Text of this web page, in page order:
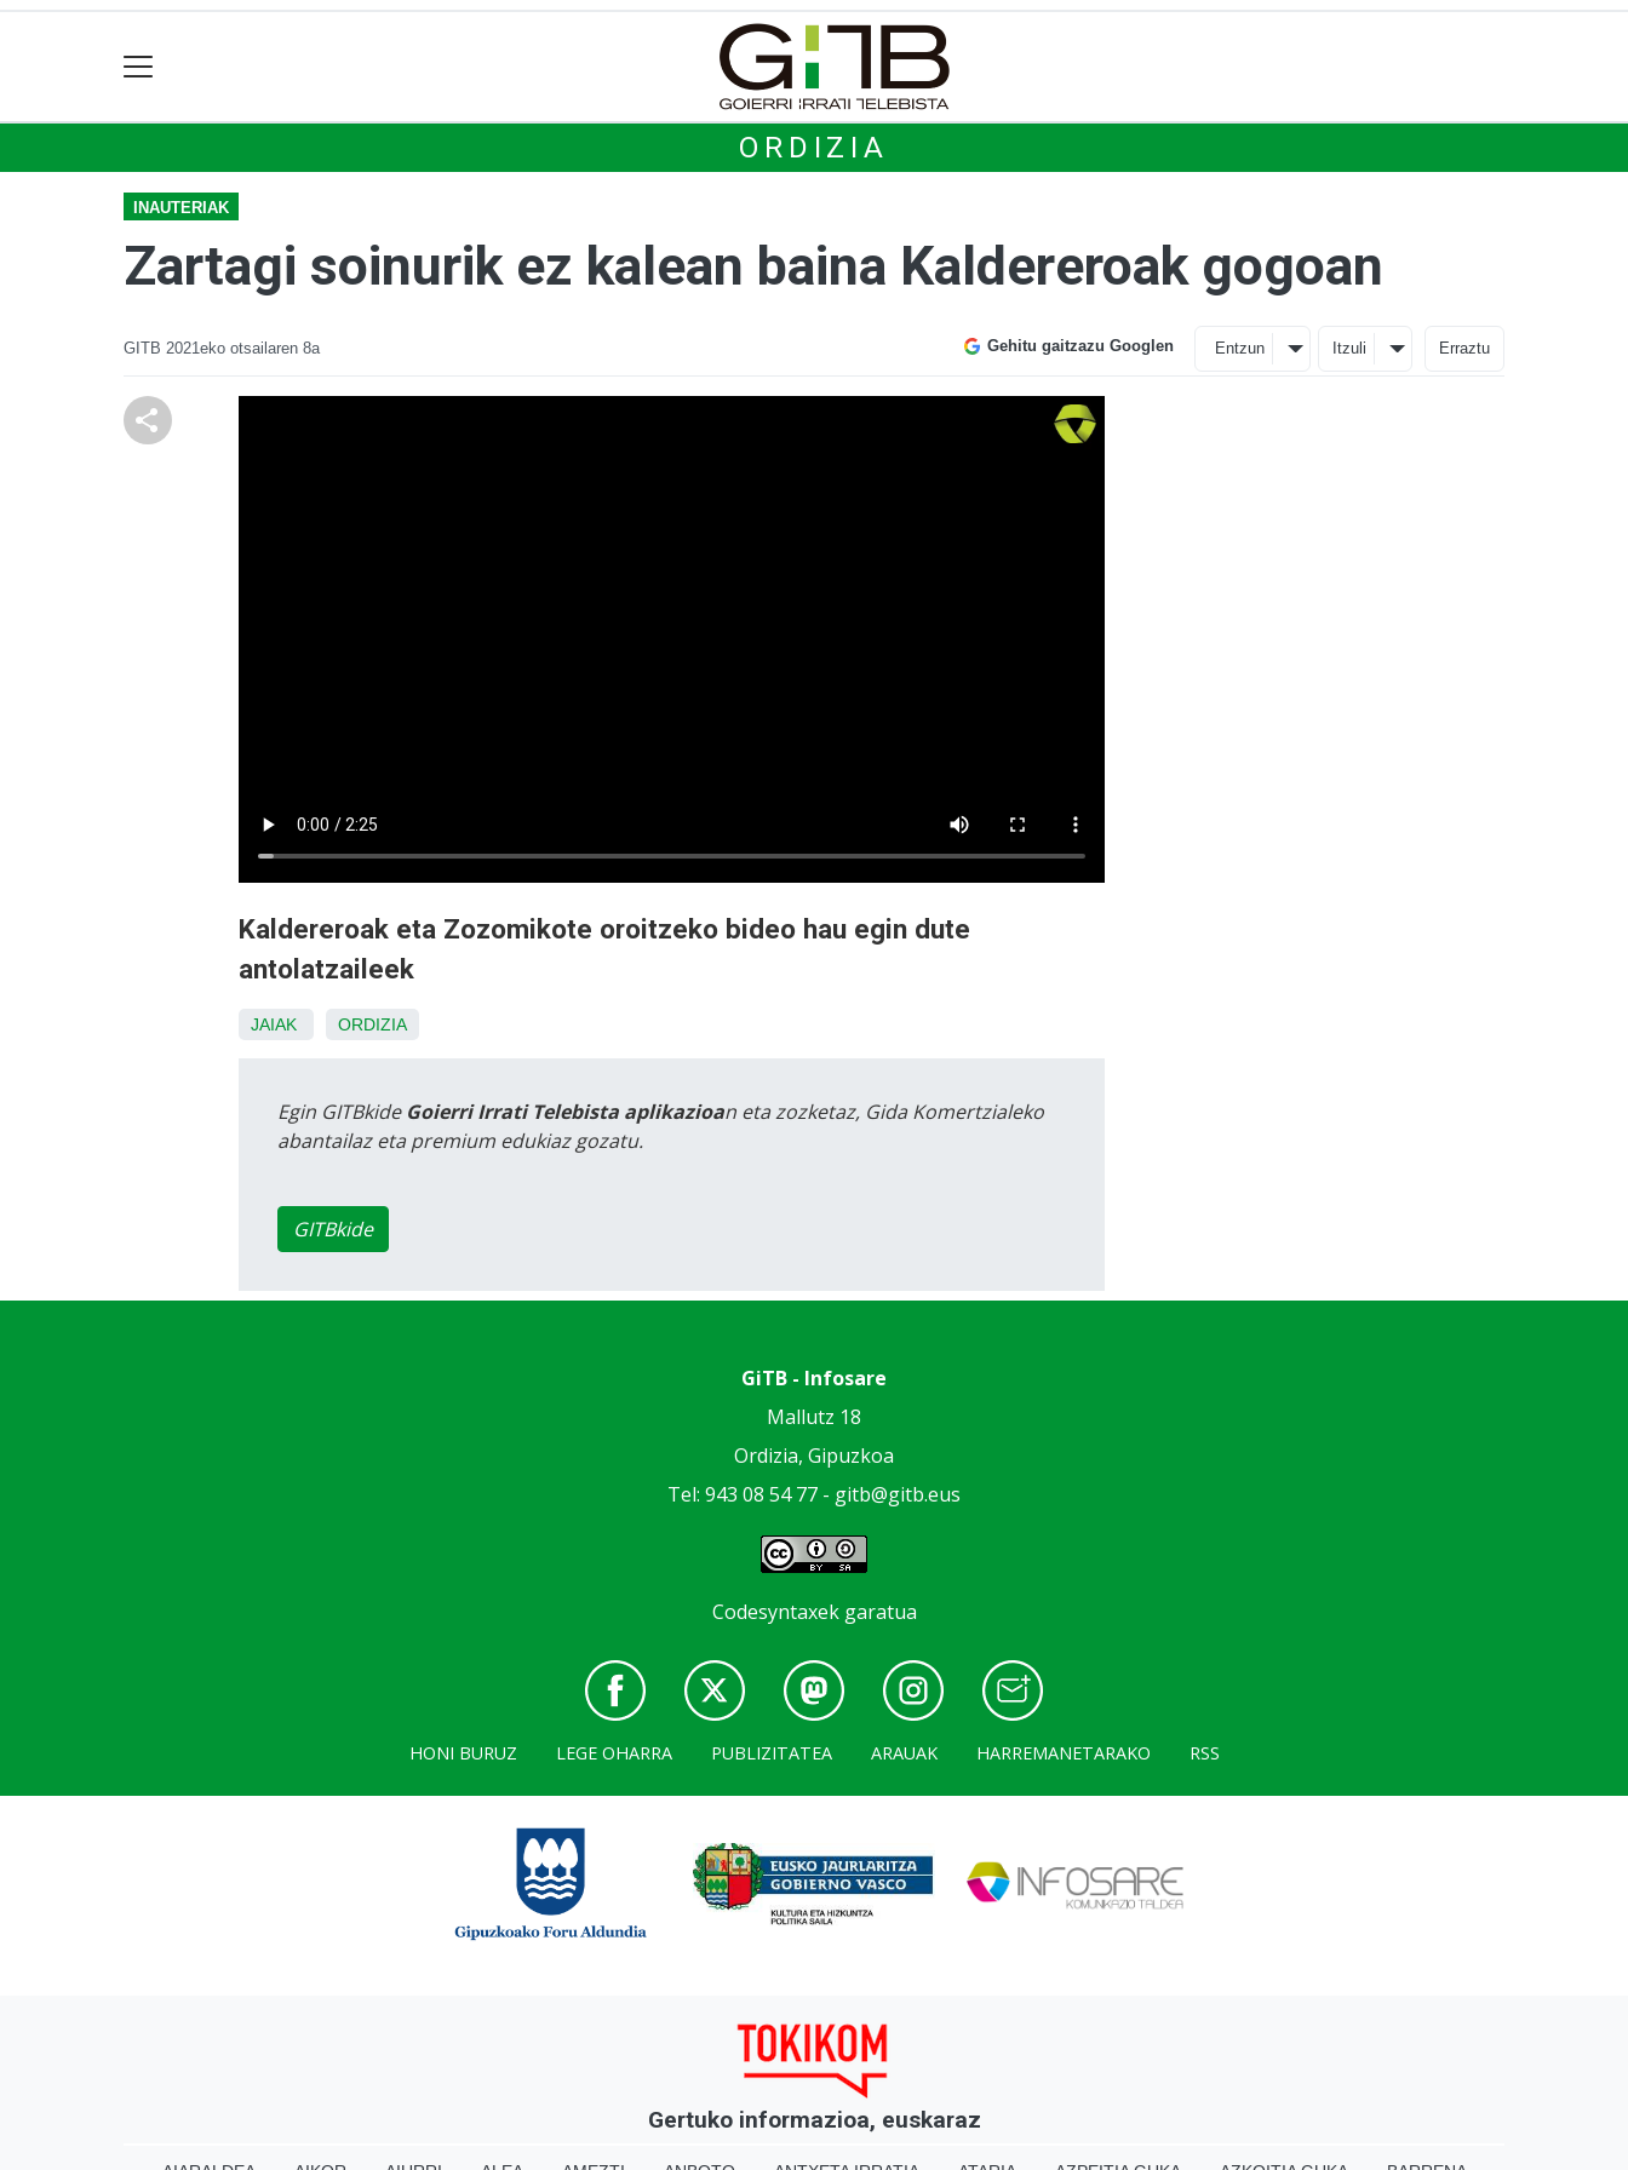
ORDIZIA
INAUTERIAK
Zartagi soinurik ez kalean baina Kaldereroak gogoan
GITB 2021eko otsailaren 8a Gehitu gaitzazu Googlen Entzun Itzuli Erraztu
Kaldereroak eta Zozomikote oroitzeko bideo hau egin dute
antolatzaileek
JAIAK ORDIZIA
Egin GITBkide Goierri Irrati Telebista aplikazioan eta zozketaz, Gida Komertzialeko
abantailaz eta premium edukiaz gozatu.
GITBkide
GiTB - Infosare
Mallutz 18
Ordizia, Gipuzkoa
Tel: 943 08 54 77 - gitb@gitb.eus
Codesyntaxek garatua
HONI BURUZ LEGE OHARRA PUBLIZITATEA ARAUAK HARREMANETARAKO RSS
Gertuko informazioa, euskaraz